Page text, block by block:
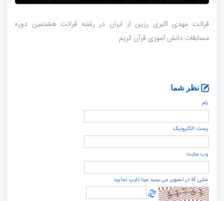
قرائت مهدی اکبری رزین از ایران در رشته قرائت هشتمین دوره
مسابقات دانش آموزی قرآن کریم
نظر شما
نام
پست الكترونيک
وب سایت
متنی که در تصویر می بینید عینا تایپ نمایید